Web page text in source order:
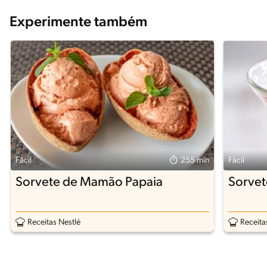
Experimente também
Fácil 255 min
Sorvete de Mamão Papaia
Receitas Nestlé
Fácil